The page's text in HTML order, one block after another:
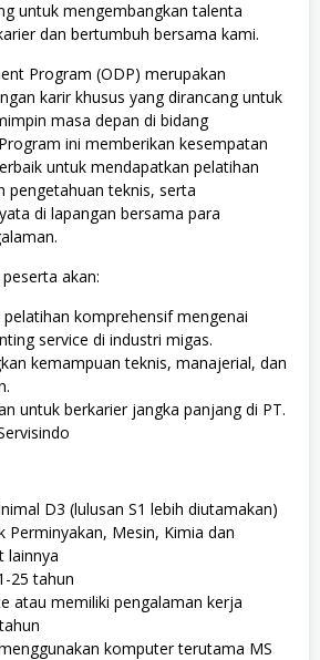
untuk mengembangkan talenta
dan bertumbuh bersama kami.
Program (ODP) merupakan
karir khusus yang dirancang untuk
masa depan di bidang
ini memberikan kesempatan
untuk mendapatkan pelatihan
pengetahuan teknis, serta
di lapangan bersama para
akan:
komprehensif mengenai
service di industri migas.
kemampuan teknis, manajerial, dan
untuk berkarier jangka panjang di PT.
D3 (lulusan S1 lebih diutamakan)
Perminyakan, Mesin, Kimia dan
lainnya
25 tahun
atau memiliki pengalaman kerja
komputer terutama MS